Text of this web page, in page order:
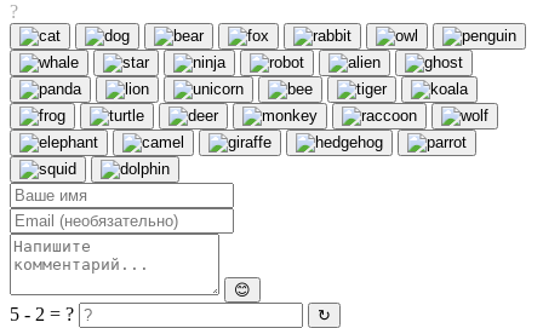
?
😊
5 - 2 = ? ↻